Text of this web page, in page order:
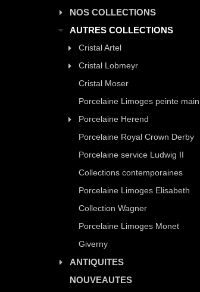
NOS COLLECTIONS
AUTRES COLLECTIONS
Cristal Artel
Cristal Lobmeyr
Cristal Moser
Porcelaine Limoges peinte main
Porcelaine Herend
Porcelaine Royal Crown Derby
Porcelaine service Ludwig II
Collections contemporaines
Porcelaine Limoges Elisabeth
Collection Wagner
Porcelaine Limoges Monet
Giverny
ANTIQUITES
NOUVEAUTES